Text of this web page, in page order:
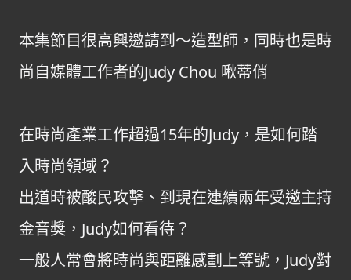
本集節目很高興邀請到～造型師，同時也是時
尚自媒體工作者的Judy Chou 啾蒂俏
在時尚產業工作超過15年的Judy，是如何踏
入時尚領域？
出道時被酸民攻擊、到現在連續兩年受邀主持
金音獎，Judy如何看待？
一般人常會將時尚與距離感劃上等號，Judy對